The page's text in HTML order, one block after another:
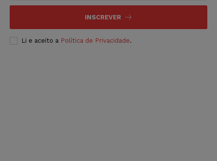
INSCREVER
Li e aceito a Política de Privacidade.